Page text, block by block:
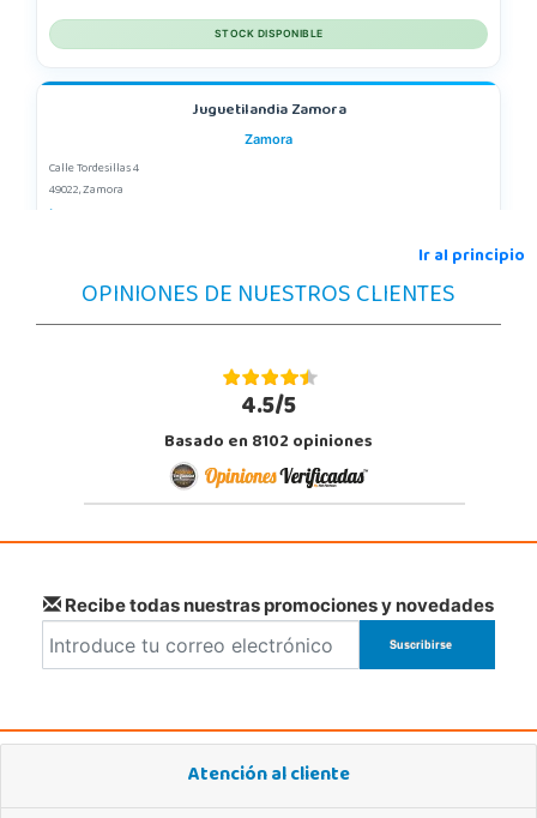
STOCK DISPONIBLE
Juguetilandia Zamora
Zamora
Calle Tordesillas 4
49022, Zamora
Ir al principio
OPINIONES DE NUESTROS CLIENTES
4.5/5
Basado en 8102 opiniones
Recibe todas nuestras promociones y novedades
Atención al cliente